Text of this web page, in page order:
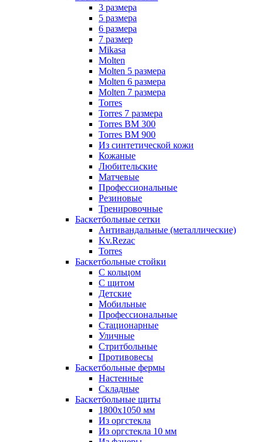
3 размера
5 размера
6 размера
7 размер
Mikasa
Molten
Molten 5 размера
Molten 6 размера
Molten 7 размера
Torres
Torres 7 размера
Torres BM 300
Torres BM 900
Из синтетической кожи
Кожаные
Любительские
Матчевые
Профессиональные
Резиновые
Тренировочные
Баскетбольные сетки
Антивандальные (металлические)
Kv.Rezac
Torres
Баскетбольные стойки
С кольцом
С щитом
Детские
Мобильные
Профессиональные
Стационарные
Уличные
Стритбольные
Противовесы
Баскетбольные фермы
Настенные
Складные
Баскетбольные щиты
1800х1050 мм
Из оргстекла
Из оргстекла 10 мм